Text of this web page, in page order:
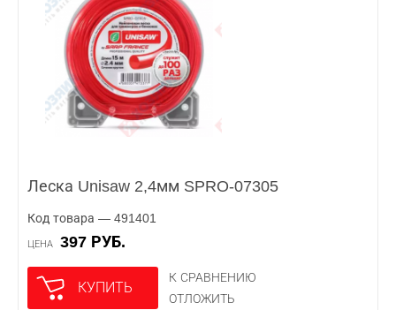
Леска Unisaw 2,4мм SPRO-07305
Код товара — 491401
ЦЕНА 397 РУБ.
КУПИТЬ
К СРАВНЕНИЮ
ОТЛОЖИТЬ